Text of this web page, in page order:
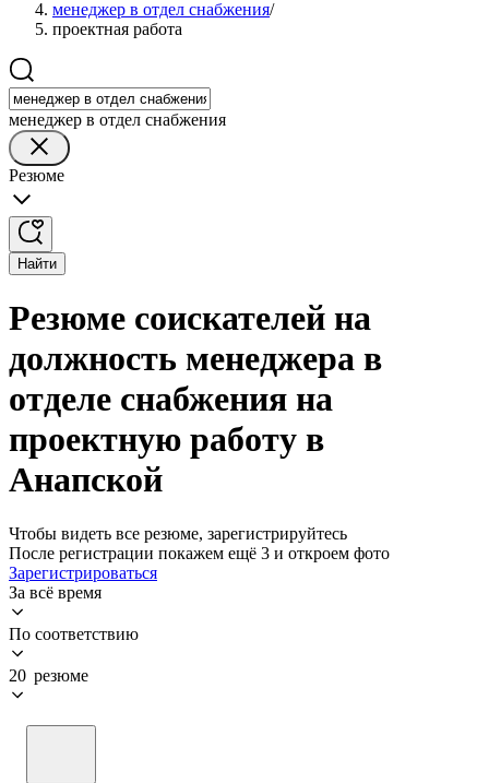
менеджер в отдел снабжения/
проектная работа
менеджер в отдел снабжения
Резюме
Найти
Резюме соискателей на
должность менеджера в
отделе снабжения на
проектную работу в
Анапской
Чтобы видеть все резюме, зарегистрируйтесь
После регистрации покажем ещё 3 и откроем фото
Зарегистрироваться
За всё время
По соответствию
20 резюме